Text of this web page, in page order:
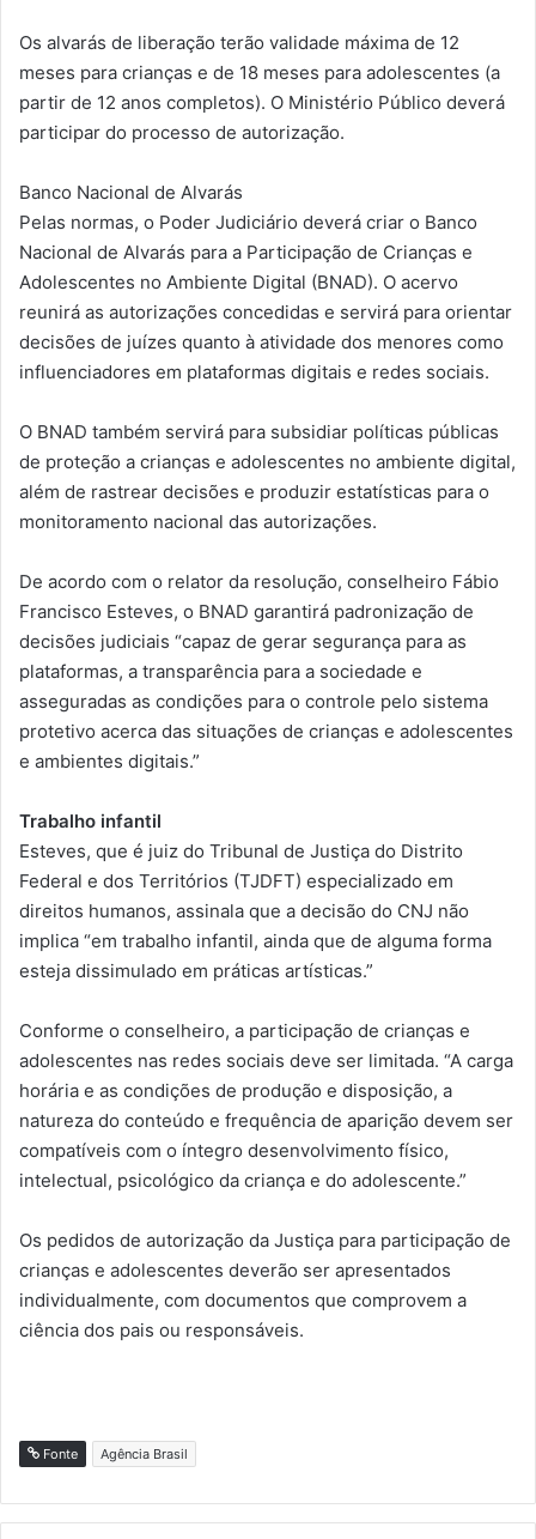
Os alvarás de liberação terão validade máxima de 12
meses para crianças e de 18 meses para adolescentes (a
partir de 12 anos completos). O Ministério Público deverá
participar do processo de autorização.
Banco Nacional de Alvarás
Pelas normas, o Poder Judiciário deverá criar o Banco
Nacional de Alvarás para a Participação de Crianças e
Adolescentes no Ambiente Digital (BNAD). O acervo
reunirá as autorizações concedidas e servirá para orientar
decisões de juízes quanto à atividade dos menores como
influenciadores em plataformas digitais e redes sociais.
O BNAD também servirá para subsidiar políticas públicas
de proteção a crianças e adolescentes no ambiente digital,
além de rastrear decisões e produzir estatísticas para o
monitoramento nacional das autorizações.
De acordo com o relator da resolução, conselheiro Fábio
Francisco Esteves, o BNAD garantirá padronização de
decisões judiciais “capaz de gerar segurança para as
plataformas, a transparência para a sociedade e
asseguradas as condições para o controle pelo sistema
protetivo acerca das situações de crianças e adolescentes
e ambientes digitais.”
Trabalho infantil
Esteves, que é juiz do Tribunal de Justiça do Distrito
Federal e dos Territórios (TJDFT) especializado em
direitos humanos, assinala que a decisão do CNJ não
implica “em trabalho infantil, ainda que de alguma forma
esteja dissimulado em práticas artísticas.”
Conforme o conselheiro, a participação de crianças e
adolescentes nas redes sociais deve ser limitada. “A carga
horária e as condições de produção e disposição, a
natureza do conteúdo e frequência de aparição devem ser
compatíveis com o íntegro desenvolvimento físico,
intelectual, psicológico da criança e do adolescente.”
Os pedidos de autorização da Justiça para participação de
crianças e adolescentes deverão ser apresentados
individualmente, com documentos que comprovem a
ciência dos pais ou responsáveis.
Fonte Agência Brasil